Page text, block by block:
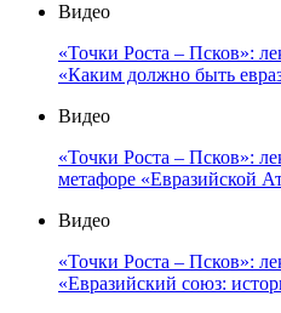
Видео
«Точки Роста – Псков»:
«Каким должно быть
Видео
«Точки Роста – Псков»:
метафоре «Евразийской
Видео
«Точки Роста – Псков»:
«Евразийский союз: